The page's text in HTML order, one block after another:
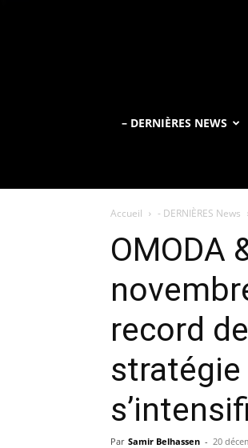
– DERNIÈRES NEWS
Accueil - DERNIÈRES News
OMODA
record
Par Samir Belhassen - 20